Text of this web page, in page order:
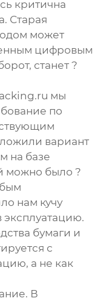
критична
Старая
может
цифровым
станет ?
мы
по
вариант
на базе
можно было ?
нам кучу
бумаги и
с
а не как
В